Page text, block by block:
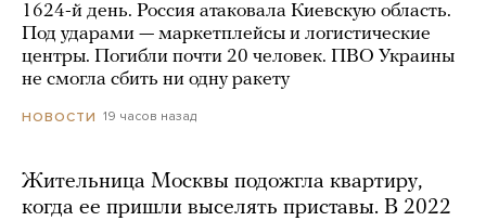
1624-й день. Россия атаковала Киевскую область.
Под ударами — маркетплейсы и логистические
центры. Погибли почти 20 человек. ПВО Украины
не смогла сбить ни одну ракету
НОВОСТИ 19 часов назад
Жительница Москвы подожгла квартиру,
когда ее пришли выселять приставы. В 2022